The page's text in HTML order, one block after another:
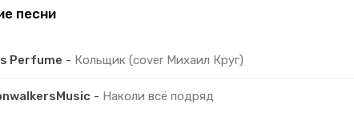
песни
Perfume - Кольщик (cover Михаил Круг)
- Наколи всё подряд